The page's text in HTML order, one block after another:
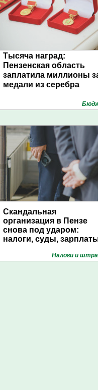
Тысяча наград:
Пензенская область
заплатила миллионы
медали из серебра
Скандальная
организация в Пензе
снова под ударом:
налоги, суды,
Налоги и